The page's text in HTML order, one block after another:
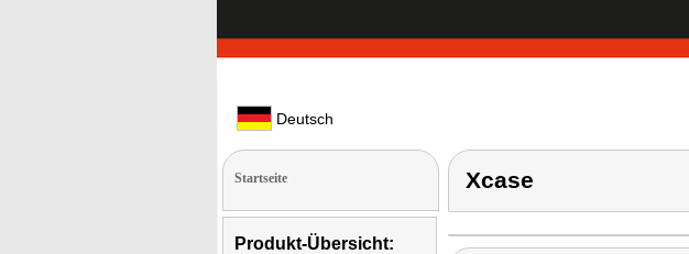
Deutsch
Startseite
Produkt-Übersicht:
Xcase